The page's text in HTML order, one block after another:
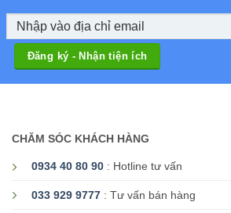
CHĂM SÓC KHÁCH HÀNG
0934 40 80 90 : Hotline tư vấn
033 929 9777 : Tư vấn bán hàng